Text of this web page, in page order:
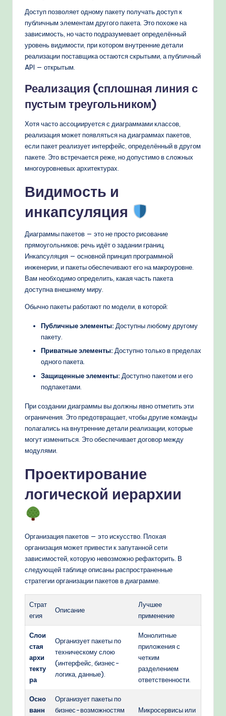
Доступ позволяет одному пакету получать доступ к
публичным элементам другого пакета. Это похоже на
зависимость, но часто подразумевает определённый
уровень видимости, при котором внутренние детали
реализации поставщика остаются скрытыми, а публичный
API — открытым.
Реализация (сплошная линия с
пустым треугольником)
Хотя часто ассоциируется с диаграммами классов,
реализация может появляться на диаграммах пакетов,
если пакет реализует интерфейс, определённый в другом
пакете. Это встречается реже, но допустимо в сложных
многоуровневых архитектурах.
Видимость и
инкапсуляция
Диаграммы пакетов — это не просто рисование
прямоугольников; речь идёт о задании границ.
Инкапсуляция — основной принцип программной
инженерии, и пакеты обеспечивают его на макроуровне.
Вам необходимо определить, какая часть пакета
доступна внешнему миру.
Обычно пакеты работают по модели, в которой:
Публичные элементы: Доступны любому другому
пакету.
Приватные элементы: Доступно только в пределах
одного пакета.
Защищенные элементы: Доступно пакетом и его
подпакетами.
При создании диаграммы вы должны явно отметить эти
ограничения. Это предотвращает, чтобы другие команды
полагались на внутренние детали реализации, которые
могут измениться. Это обеспечивает договор между
модулями.
Проектирование
логической иерархии
Организация пакетов — это искусство. Плохая
организация может привести к запутанной сети
зависимостей, которую невозможно рефакторить. В
следующей таблице описаны распространенные
стратегии организации пакетов в диаграмме.
Страт
егия
Описание
Лучшее
применение
Слои
стая
архи
текту
ра
Организует пакеты по
техническому слою
(интерфейс, бизнес-
логика, данные).
Монолитные
приложения с
четким
разделением
ответственности.
Осно
ванн
Организует пакеты по
бизнес-возможностям
Микросервисы или